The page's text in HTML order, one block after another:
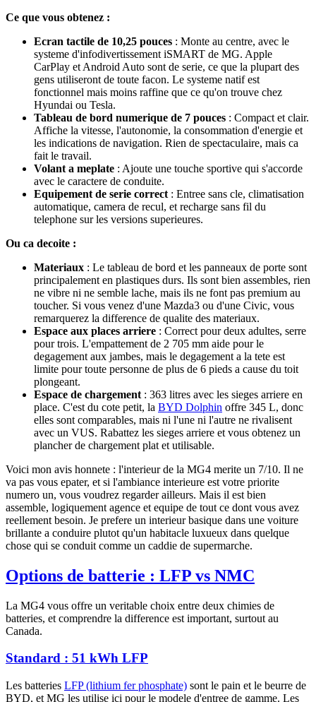
Ce que vous obtenez :
Ecran tactile de 10,25 pouces : Monte au centre, avec le
systeme d'infodivertissement iSMART de MG. Apple
CarPlay et Android Auto sont de serie, ce que la plupart des
gens utiliseront de toute facon. Le systeme natif est
fonctionnel mais moins raffine que ce qu'on trouve chez
Hyundai ou Tesla.
Tableau de bord numerique de 7 pouces : Compact et clair.
Affiche la vitesse, l'autonomie, la consommation d'energie et
les indications de navigation. Rien de spectaculaire, mais ca
fait le travail.
Volant a meplate : Ajoute une touche sportive qui s'accorde
avec le caractere de conduite.
Equipement de serie correct : Entree sans cle, climatisation
automatique, camera de recul, et recharge sans fil du
telephone sur les versions superieures.
Ou ca decoite :
Materiaux : Le tableau de bord et les panneaux de porte sont
principalement en plastiques durs. Ils sont bien assembles, rien
ne vibre ni ne semble lache, mais ils ne font pas premium au
toucher. Si vous venez d'une Mazda3 ou d'une Civic, vous
remarquerez la difference de qualite des materiaux.
Espace aux places arriere : Correct pour deux adultes, serre
pour trois. L'empattement de 2 705 mm aide pour le
degagement aux jambes, mais le degagement a la tete est
limite pour toute personne de plus de 6 pieds a cause du toit
plongeant.
Espace de chargement : 363 litres avec les sieges arriere en
place. C'est du cote petit, la BYD Dolphin offre 345 L, donc
elles sont comparables, mais ni l'une ni l'autre ne rivalisent
avec un VUS. Rabattez les sieges arriere et vous obtenez un
plancher de chargement plat et utilisable.
Voici mon avis honnete : l'interieur de la MG4 merite un 7/10. Il ne
va pas vous epater, et si l'ambiance interieure est votre priorite
numero un, vous voudrez regarder ailleurs. Mais il est bien
assemble, logiquement agence et equipe de tout ce dont vous avez
reellement besoin. Je prefere un interieur basique dans une voiture
brillante a conduire plutot qu'un habitacle luxueux dans quelque
chose qui se conduit comme un caddie de supermarche.
Options de batterie : LFP vs NMC
La MG4 vous offre un veritable choix entre deux chimies de
batteries, et comprendre la difference est important, surtout au
Canada.
Standard : 51 kWh LFP
Les batteries LFP (lithium fer phosphate) sont le pain et le beurre de
BYD, et MG les utilise ici pour le modele d'entree de gamme. Les